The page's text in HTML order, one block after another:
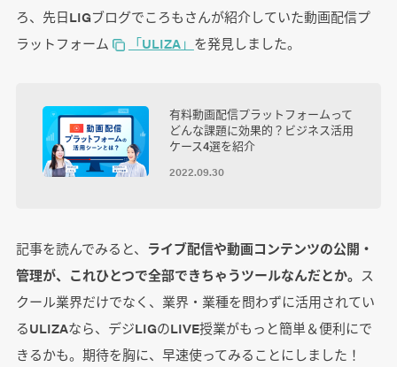
ろ、先日LIGブログでころもさんが紹介していた動画配信プ
ラットフォーム
「ULIZA」 を発見しました。
有料動画配信プラットフォームって
どんな課題に効果的？ビジネス活用
ケース4選を紹介
2022.09.30
記事を読んでみると、 ライブ配信や動画コンテンツの公開・
管理が、これひとつで全部できちゃうツールなんだとか。 ス
クール業界だけでなく、業界・業種を問わずに活用されてい
るULIZAなら、デジLIGのLIVE授業がもっと簡単＆便利にで
きるかも。期待を胸に、早速使ってみることにしました！